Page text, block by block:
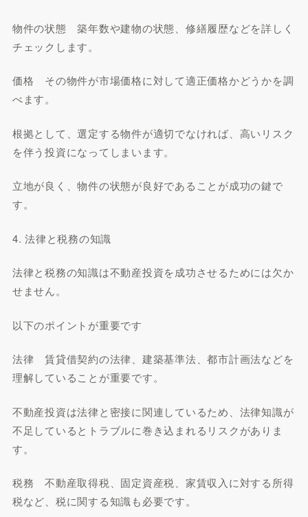
物件の状態 築年数や建物の状態、修繕履歴などを詳しく
チェックします。
価格 その物件が市場価格に対して適正価格かどうかを調
べます。
根拠として、選定する物件が適切でなければ、高いリスク
を伴う投資になってしまいます。
立地が良く、物件の状態が良好であることが成功の鍵で
す。
4. 法律と税務の知識
法律と税務の知識は不動産投資を成功させるためには欠か
せません。
以下のポイントが重要です
法律 賃貸借契約の法律、建築基準法、都市計画法などを
理解していることが重要です。
不動産投資は法律と密接に関連しているため、法律知識が
不足しているとトラブルに巻き込まれるリスクがありま
す。
税務 不動産取得税、固定資産税、家賃収入に対する所得
税など、税に関する知識も必要です。